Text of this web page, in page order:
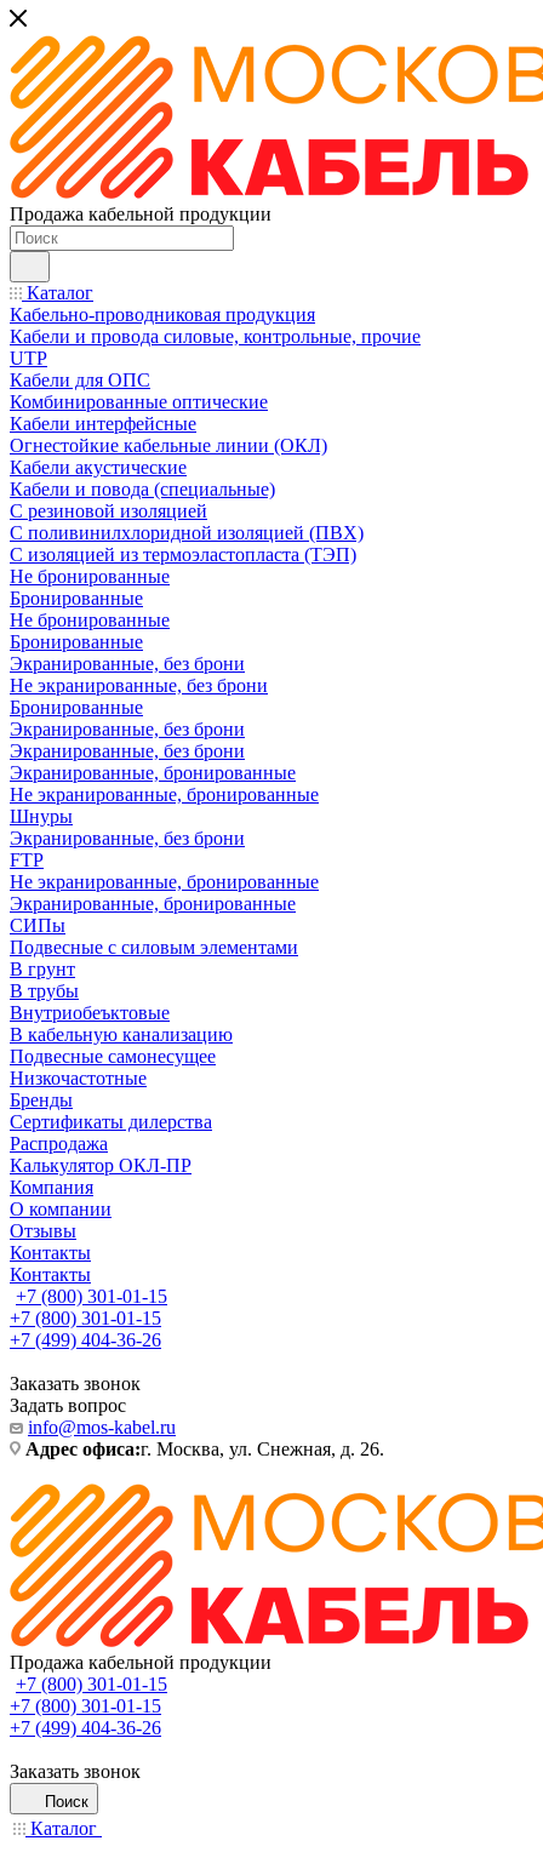
Продажа кабельной продукции
Каталог
Кабельно-проводниковая продукция
Кабели и провода силовые, контрольные, прочие
UTP
Кабели для ОПС
Комбинированные оптические
Кабели интерфейсные
Огнестойкие кабельные линии (ОКЛ)
Кабели акустические
Кабели и повода (специальные)
С резиновой изоляцией
С поливинилхлоридной изоляцией (ПВХ)
С изоляцией из термоэластопласта (ТЭП)
Не бронированные
Бронированные
Не бронированные
Бронированные
Экранированные, без брони
Не экранированные, без брони
Бронированные
Экранированные, без брони
Экранированные, без брони
Экранированные, бронированные
Не экранированные, бронированные
Шнуры
Экранированные, без брони
FTP
Не экранированные, бронированные
Экранированные, бронированные
СИПы
Подвесные с силовым элементами
В грунт
В трубы
Внутриобеъктовые
В кабельную канализацию
Подвесные самонесущее
Низкочастотные
Бренды
Сертификаты дилерства
Распродажа
Калькулятор ОКЛ-ПР
Компания
О компании
Отзывы
Контакты
Контакты
+7 (800) 301-01-15
+7 (800) 301-01-15
+7 (499) 404-36-26
Заказать звонок
Задать вопрос
info@mos-kabel.ru
Адрес офиса:г. Москва, ул. Снежная, д. 26.
Продажа кабельной продукции
+7 (800) 301-01-15
+7 (800) 301-01-15
+7 (499) 404-36-26
Заказать звонок
Поиск
Каталог